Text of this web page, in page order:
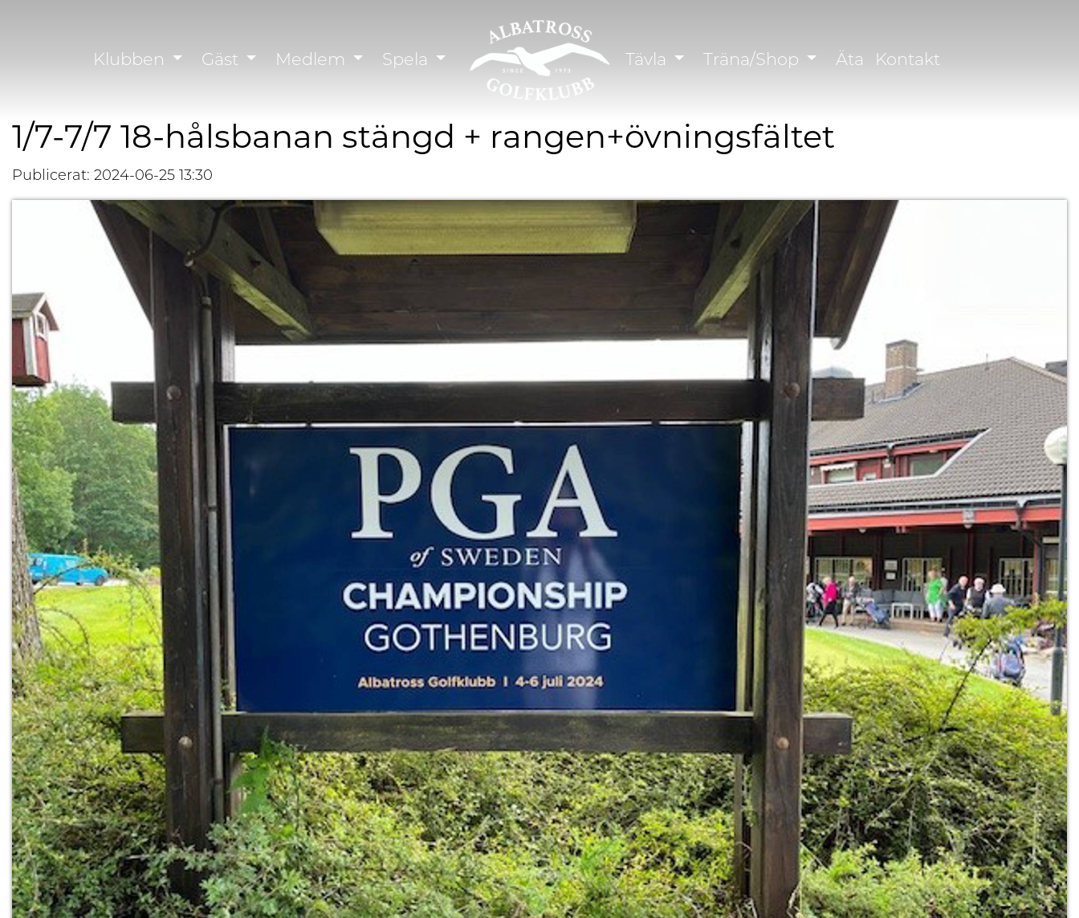
Klubben Gäst Medlem Spela Tävla Träna/Shop Äta Kontakt
1/7-7/7 18-hålsbanan stängd + rangen+övningsfältet
Publicerat: 2024-06-25 13:30